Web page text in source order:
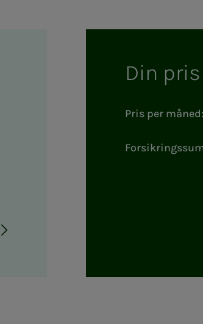
Din pris
Pris per måned: